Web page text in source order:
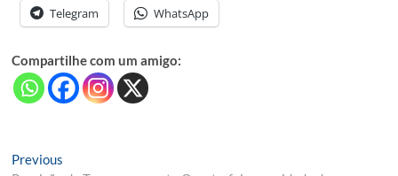
Telegram WhatsApp
Compartilhe com um amigo:
Navegação
Previous